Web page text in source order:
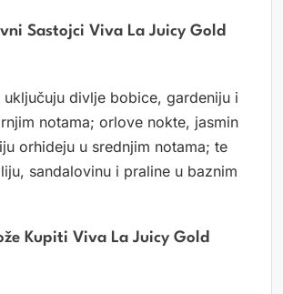
Sastojci Viva La Juicy Gold
uključuju divlje bobice, gardeniju i
notama; orlove nokte, jasmin
orhideju u srednjim notama; te
sandalovinu i praline u baznim
Kupiti Viva La Juicy Gold